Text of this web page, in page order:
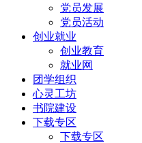
党员发展
党员活动
创业就业
创业教育
就业网
团学组织
心灵工坊
书院建设
下载专区
下载专区